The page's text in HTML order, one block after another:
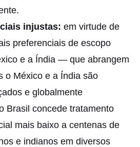
injustas: em virtude de
preferenciais de escopo
e a Índia — que abrangem
o México e a Índia são
e globalmente
Brasil concede tratamento
mais baixo a centenas de
e indianos em diversos